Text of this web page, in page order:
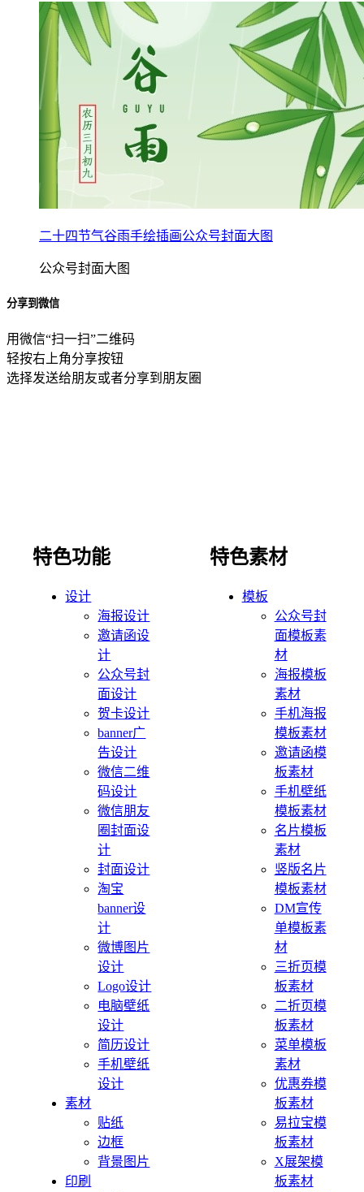
二十四节气谷雨手绘插画公众号封面大图
公众号封面大图
分享到微信
用微信“扫一扫”二维码
轻按右上角分享按钮
选择发送给朋友或者分享到朋友圈
特色功能
设计
海报设计
邀请函设
计
公众号封
面设计
贺卡设计
banner广
告设计
微信二维
码设计
微信朋友
圈封面设
计
封面设计
淘宝
banner设
计
微博图片
设计
Logo设计
电脑壁纸
设计
简历设计
手机壁纸
设计
素材
贴纸
边框
背景图片
印刷
特色素材
模板
公众号封
面模板素
材
海报模板
素材
手机海报
模板素材
邀请函模
板素材
手机壁纸
模板素材
名片模板
素材
竖版名片
模板素材
DM宣传
单模板素
材
三折页模
板素材
二折页模
板素材
菜单模板
素材
优惠券模
板素材
易拉宝模
板素材
X展架模
板素材